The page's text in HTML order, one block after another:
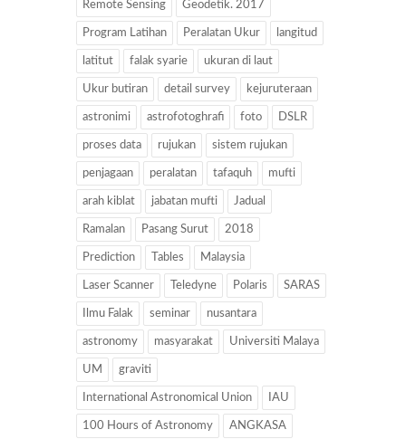
Remote Sensing Geodetik. 2017
Program Latihan Peralatan Ukur langitud
latitut falak syarie ukuran di laut
Ukur butiran detail survey kejuruteraan
astronimi astrofotoghrafi foto DSLR
proses data rujukan sistem rujukan
penjagaan peralatan tafaquh mufti
arah kiblat jabatan mufti Jadual
Ramalan Pasang Surut 2018
Prediction Tables Malaysia
Laser Scanner Teledyne Polaris SARAS
Ilmu Falak seminar nusantara
astronomy masyarakat Universiti Malaya
UM graviti
International Astronomical Union IAU
100 Hours of Astronomy ANGKASA